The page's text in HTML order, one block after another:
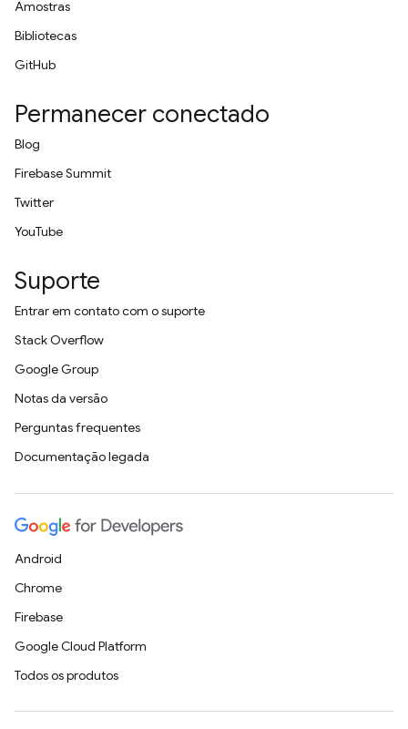
Amostras
Bibliotecas
GitHub
Permanecer conectado
Blog
Firebase Summit
Twitter
YouTube
Suporte
Entrar em contato com o suporte
Stack Overflow
Google Group
Notas da versão
Perguntas frequentes
Documentação legada
Android
Chrome
Firebase
Google Cloud Platform
Todos os produtos